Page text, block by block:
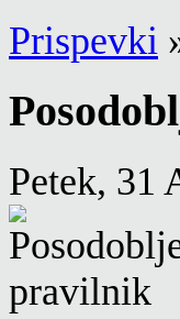
Prispevki
Petek, 31